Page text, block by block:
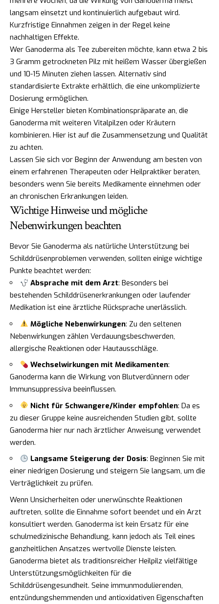
langsam einsetzt und kontinuierlich aufgebaut wird.
Kurzfristige Einnahmen zeigen in der Regel keine
nachhaltigen Effekte.
Wer Ganoderma als Tee zubereiten möchte, kann etwa 2 bis
3 Gramm getrockneten Pilz mit heißem Wasser übergießen
und 10-15 Minuten ziehen lassen. Alternativ sind
standardisierte Extrakte erhältlich, die eine unkomplizierte
Dosierung ermöglichen.
Einige Hersteller bieten Kombinationspräparate an, die
Ganoderma mit weiteren Vitalpilzen oder Kräutern
kombinieren. Hier ist auf die Zusammensetzung und Qualität
zu achten.
Lassen Sie sich vor Beginn der Anwendung am besten von
einem erfahrenen Therapeuten oder Heilpraktiker beraten,
besonders wenn Sie bereits Medikamente einnehmen oder
an chronischen Erkrankungen leiden.
Wichtige Hinweise und mögliche
Nebenwirkungen beachten
Bevor Sie Ganoderma als natürliche Unterstützung bei
Schilddrüsenproblemen verwenden, sollten einige wichtige
Punkte beachtet werden:
Absprache mit dem Arzt: Besonders bei
bestehenden Schilddrüsenerkrankungen oder laufender
Medikation ist eine ärztliche Rücksprache unerlässlich.
Mögliche Nebenwirkungen: Zu den seltenen
Nebenwirkungen zählen Verdauungsbeschwerden,
allergische Reaktionen oder Hautausschläge.
Wechselwirkungen mit Medikamenten:
Ganoderma kann die Wirkung von Blutverdünnern oder
Immunsuppressiva beeinflussen.
Nicht für Schwangere/Kinder empfohlen: Da es
zu dieser Gruppe keine ausreichenden Studien gibt, sollte
Ganoderma hier nur nach ärztlicher Anweisung verwendet
werden.
Langsame Steigerung der Dosis: Beginnen Sie mit
einer niedrigen Dosierung und steigern Sie langsam, um die
Verträglichkeit zu prüfen.
Wenn Unsicherheiten oder unerwünschte Reaktionen
auftreten, sollte die Einnahme sofort beendet und ein Arzt
konsultiert werden. Ganoderma ist kein Ersatz für eine
schulmedizinische Behandlung, kann jedoch als Teil eines
ganzheitlichen Ansatzes wertvolle Dienste leisten.
Ganoderma bietet als traditionsreicher Heilpilz vielfältige
Unterstützungsmöglichkeiten für die
Schilddrüsengesundheit. Seine immunmodulierenden,
entzündungshemmenden und antioxidativen Eigenschaften